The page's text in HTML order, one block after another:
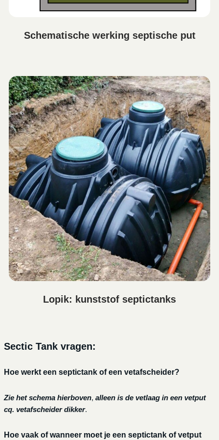
Schematische werking septische put
Lopik: kunststof septictanks
Sectic Tank vragen:
Hoe werkt een septictank of een vetafscheider?
Zie het schema hierboven, alleen is de vetlaag in een vetput
cq. vetafscheider dikker.
Hoe vaak of wanneer moet je een septictank of vetput